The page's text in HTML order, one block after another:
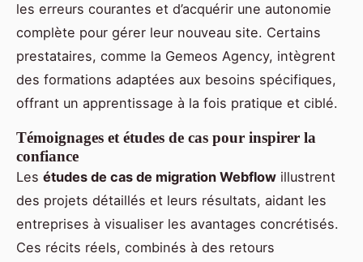
les erreurs courantes et d’acquérir une autonomie
complète pour gérer leur nouveau site. Certains
prestataires, comme la Gemeos Agency, intègrent
des formations adaptées aux besoins spécifiques,
offrant un apprentissage à la fois pratique et ciblé.
Témoignages et études de cas pour inspirer la
confiance
Les études de cas de migration Webflow illustrent
des projets détaillés et leurs résultats, aidant les
entreprises à visualiser les avantages concrétisés.
Ces récits réels, combinés à des retours